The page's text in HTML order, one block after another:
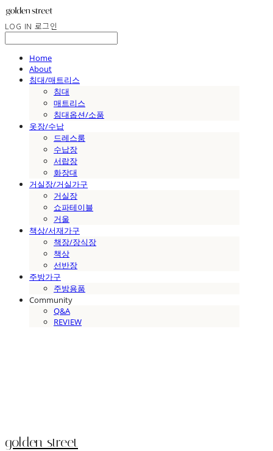
LOG IN 로그인
Home
About
침대/매트리스
침대
매트리스
침대옵션/소품
옷장/수납
드레스룸
수납장
서랍장
화장대
거실장/거실가구
거실장
쇼파테이블
거울
책상/서재가구
책장/장식장
책상
선반장
주방가구
주방용품
Community
Q&A
REVIEW
golden street